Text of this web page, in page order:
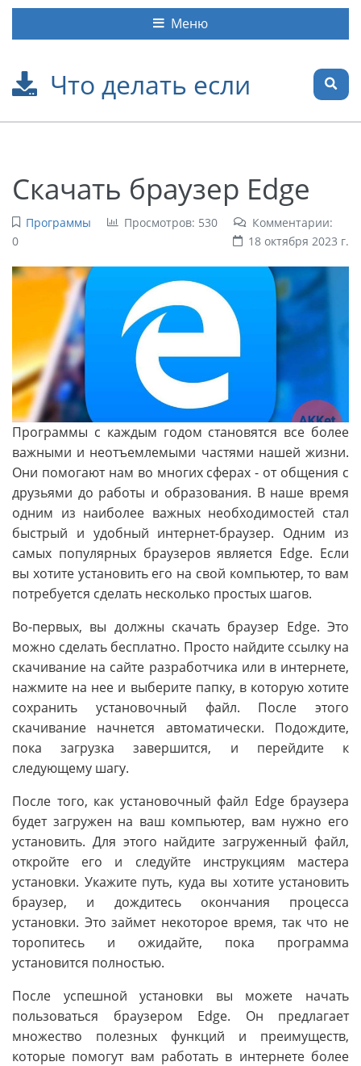
Что делать если
Меню
Скачать браузер Edge
Программы Просмотров: 530
Комментарии:
0
18 октября 2023 г.
Программы с каждым годом становятся все более
важными и неотъемлемыми частями нашей жизни.
Они помогают нам во многих сферах - от общения с
друзьями до работы и образования. В наше время
одним из наиболее важных необходимостей стал
быстрый и удобный интернет-браузер. Одним из
самых популярных браузеров является Edge. Если
вы хотите установить его на свой компьютер, то вам
потребуется сделать несколько простых шагов.
Во-первых, вы должны скачать браузер Edge. Это
можно сделать бесплатно. Просто найдите ссылку на
скачивание на сайте разработчика или в интернете,
нажмите на нее и выберите папку, в которую хотите
сохранить установочный файл. После этого
скачивание начнется автоматически. Подождите,
пока загрузка завершится, и перейдите к
следующему шагу.
После того, как установочный файл Edge браузера
будет загружен на ваш компьютер, вам нужно его
установить. Для этого найдите загруженный файл,
откройте его и следуйте инструкциям мастера
установки. Укажите путь, куда вы хотите установить
браузер, и дождитесь окончания процесса
установки. Это займет некоторое время, так что не
торопитесь и ожидайте, пока программа
установится полностью.
После успешной установки вы можете начать
пользоваться браузером Edge. Он предлагает
множество полезных функций и преимуществ,
которые помогут вам работать в интернете более